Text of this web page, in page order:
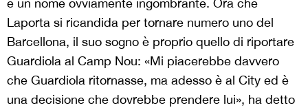
e un nome ovviamente ingombrante. Ora che
Laporta si ricandida per tornare numero uno del
Barcellona, il suo sogno è proprio quello di riportare
Guardiola al Camp Nou: «Mi piacerebbe davvero
che Guardiola ritornasse, ma adesso è al City ed è
una decisione che dovrebbe prendere lui», ha detto